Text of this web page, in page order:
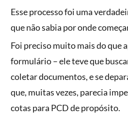
Esse processo foi uma
que não sabia por onde
Foi preciso muito mais do que
formulário – ele teve que
coletar documentos, e se
que, muitas vezes, parecia
cotas para PCD de propósito.